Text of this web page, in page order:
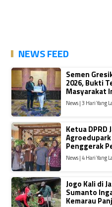
NEWS FEED
Semen
2026, Bukti
Masyarakat
News | 3 Hari Yang
Ketua DPRD
Penggerak
News | 4 Hari Yang
Jogo Kali di
Sumanto
Kemarau